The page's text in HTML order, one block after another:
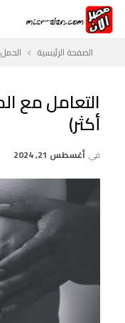
الصفحة الرئيسية الحمل
التعامل مع
أكثر)
في أغسطس 21, 2024